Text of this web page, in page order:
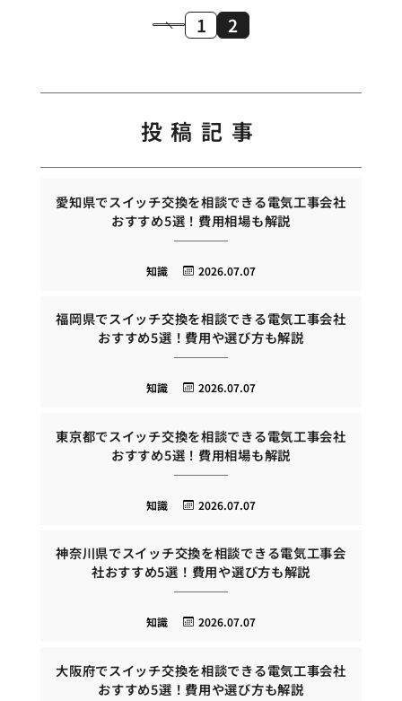
1 2
投稿記事
愛知県でスイッチ交換を相談できる電気工事会社
おすすめ5選！費用相場も解説
2026.07.07
知識
福岡県でスイッチ交換を相談できる電気工事会社
おすすめ5選！費用や選び方も解説
2026.07.07
知識
東京都でスイッチ交換を相談できる電気工事会社
おすすめ5選！費用相場も解説
2026.07.07
知識
神奈川県でスイッチ交換を相談できる電気工事会
社おすすめ5選！費用や選び方も解説
2026.07.07
知識
大阪府でスイッチ交換を相談できる電気工事会社
おすすめ5選！費用や選び方も解説